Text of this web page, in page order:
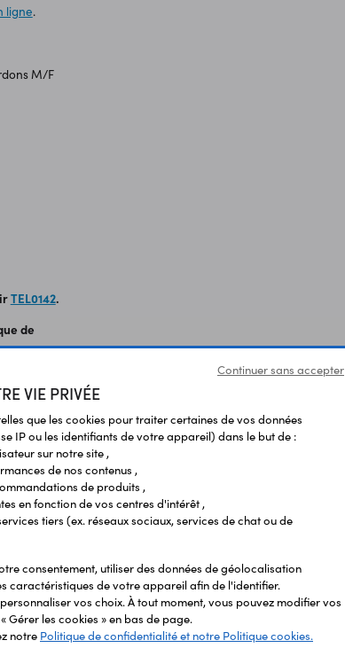
ligne.
M/F
TEL0142.
de
le
Continuer sans accepter
VIE PRIVÉE
que les cookies pour traiter certaines de vos données
IP ou les identifiants de votre appareil) dans le but de :
sur notre site ,
de nos contenus ,
de produits ,
en fonction de vos centres d'intérêt ,
tiers (ex. réseaux sociaux, services de chat ou de
consentement, utiliser des données de géolocalisation
caractéristiques de votre appareil afin de l'identifier.
vos choix. À tout moment, vous pouvez modifier vos
Gérer les cookies » en bas de page.
notre Politique de confidentialité et notre Politique cookies.